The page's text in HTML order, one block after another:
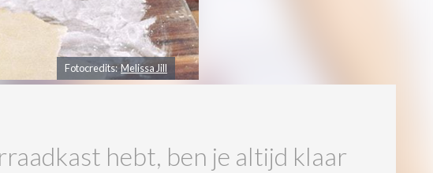
Fotocredits: Melissa Jill
hebt, ben je altijd klaar